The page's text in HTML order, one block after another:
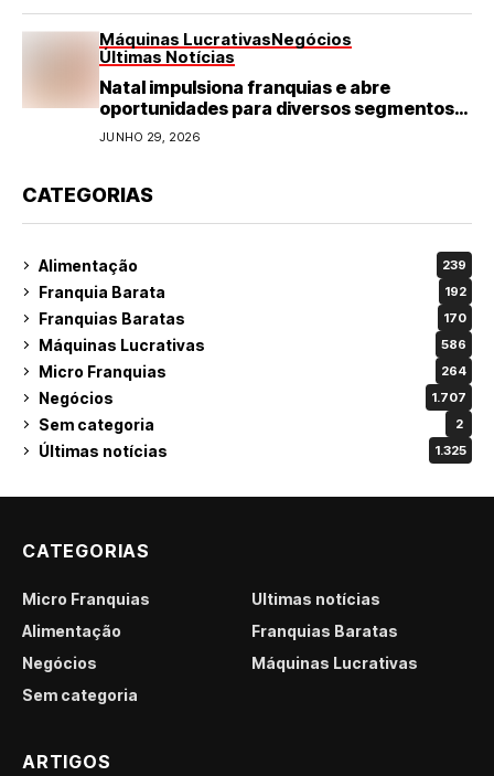
Máquinas LucrativasNegócios
Últimas Notícias
Natal impulsiona franquias e abre
oportunidades para diversos segmentos
do varejo
JUNHO 29, 2026
CATEGORIAS
Alimentação 239
Franquia Barata 192
Franquias Baratas 170
Máquinas Lucrativas 586
Micro Franquias 264
Negócios 1.707
Sem categoria 2
Últimas notícias 1.325
CATEGORIAS
Micro Franquias
Últimas notícias
Alimentação
Franquias Baratas
Negócios
Máquinas Lucrativas
Sem categoria
ARTIGOS